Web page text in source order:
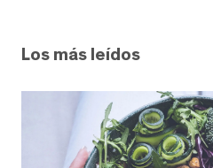
Los más leídos